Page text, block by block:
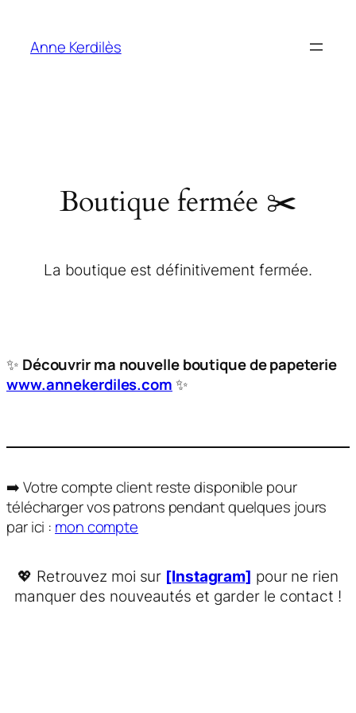
Anne Kerdilès
Boutique fermée ✂️
La boutique est définitivement fermée.
✨ Découvrir ma nouvelle boutique de papeterie
www.annekerdiles.com ✨
➡️ Votre compte client reste disponible pour
télécharger vos patrons pendant quelques jours
par ici : mon compte
💖 Retrouvez moi sur [Instagram] pour ne rien
manquer des nouveautés et garder le contact !